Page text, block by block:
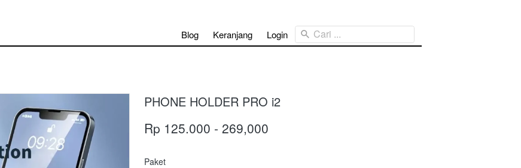
Blog Keranjang Login Cari ...
PHONE HOLDER PRO i2
Rp 125.000 - 269,000
Paket